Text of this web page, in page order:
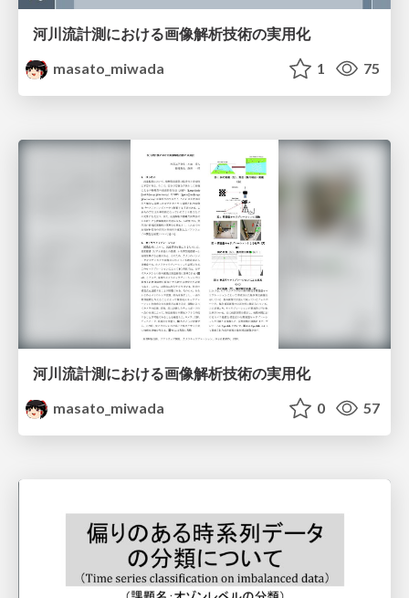
河川流計測における画像解析技術の実用化
masato_miwada
1 75
河川流計測における画像解析技術の実用化
masato_miwada
0 57